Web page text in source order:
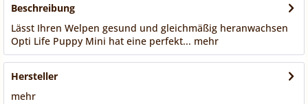
Beschreibung
Lässt Ihren Welpen gesund und gleichmäßig heranwachsen
Opti Life Puppy Mini hat eine perfekt... mehr
Hersteller
mehr